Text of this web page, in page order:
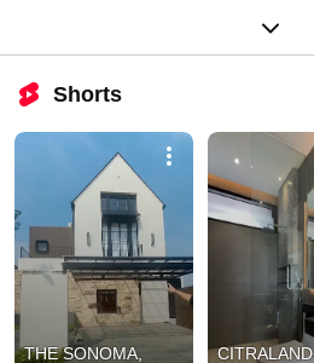
Shorts
THE SONOMA, CITRALAND